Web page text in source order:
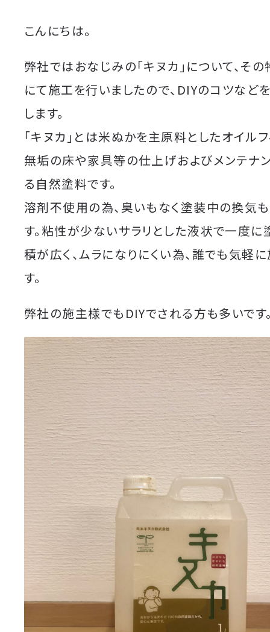
こんにちは。
弊社ではおなじみの「キヌカ」について、そ
にて施工を行いましたので、DIYのコツなど
します。
「キヌカ」とは米ぬかを主原料としたオイル
無垢の床や家具等の仕上げおよびメンテナ
る自然塗料です。
溶剤不使用の為、臭いもなく塗装中の換気
す。粘性が少ないサラリとした液状で一度に
積が広く、ムラになりにくい為、誰でも気軽
す。
弊社の施主様でもDIYでされる方も多いです